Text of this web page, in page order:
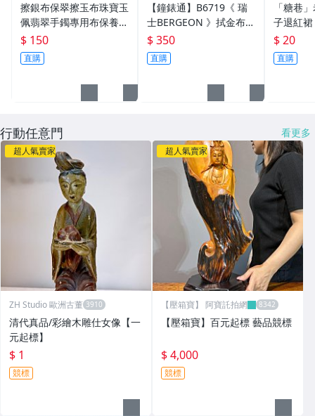
擦銀布保翠擦玉布珠寶玉
佩翡翠手鐲專用布保養布
瑪瑙銀飾擦拭布養玉盤玉
鑽石水晶古董擦玉布珠寶
翡翠玉器清潔護理保養拋
$ 150
直購
【鐘錶通】B6719《 瑞
士BERGEON 》拭金布/K
金布/金屬亮潔布/古董錶
清潔布├手錶保養/飾品
保養┤
$ 350
直購
「糖巷
子退紅
珠
$ 20
直購
行動任意門 看更多
超人氣賣家
ZH Studio 歐洲古董
清代真品/彩繪木雕仕女像【一
元起標】
$ 1
競標
超人氣賣家
【壓箱寶】 阿寶託拍網
【壓箱寶】百元起標 藝品競標
$ 4,000
競標